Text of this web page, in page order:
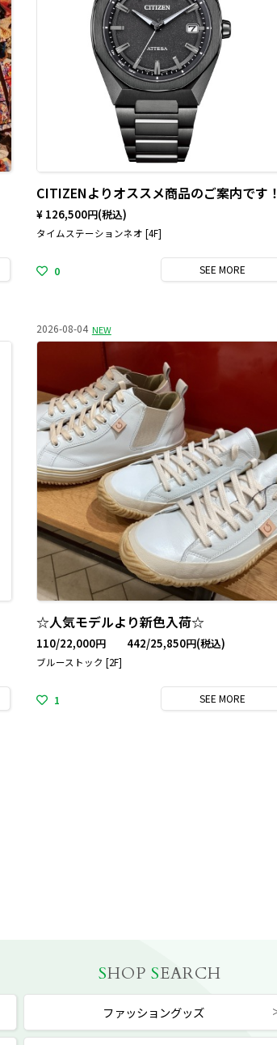
CITIZENよりオススメ商品のご案内です！
¥ 126,500円(税込)
タイムステーションネオ [4F]
0 SEE MORE
2026-08-04 NEW
☆人気モデルより新色入荷☆
110/22,000円 442/25,850円(税込)
ブルーストック [2F]
1 SEE MORE
SHOP SEARCH
ファッショングッズ